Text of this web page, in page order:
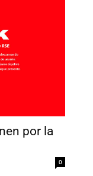
por la
0